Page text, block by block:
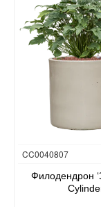
CC0040807
Филодендрон